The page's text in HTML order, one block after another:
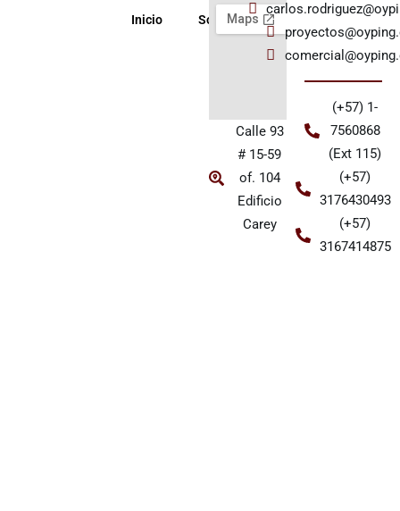
Inicio Soluciones
Calle 93
# 15-59
of. 104
Edificio
Carey
(+57) 1-
7560868
(Ext 115)
(+57)
3176430493
(+57)
3167414875